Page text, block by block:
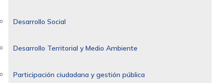
Desarrollo Social
Desarrollo Territorial y Medio Ambiente
Participación ciudadana y gestión pública